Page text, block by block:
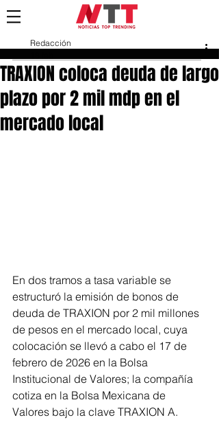
TRAXION coloca deuda de largo
plazo por 2 mil mdp en el
mercado local
Redacción
En dos tramos a tasa variable se
estructuró la emisión de bonos de
deuda de TRAXION por 2 mil millones
de pesos en el mercado local, cuya
colocación se llevó a cabo el 17 de
febrero de 2026 en la Bolsa
Institucional de Valores; la compañía
cotiza en la Bolsa Mexicana de
Valores bajo la clave TRAXION A.